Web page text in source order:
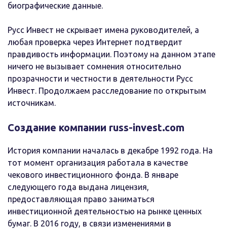
биографические данные.
Русс Инвест не скрывает имена руководителей, а
любая проверка через Интернет подтвердит
правдивость информации. Поэтому на данном этапе
ничего не вызывает сомнения относительно
прозрачности и честности в деятельности Русс
Инвест. Продолжаем расследование по открытым
источникам.
Создание компании russ-invest.com
История компании началась в декабре 1992 года. На
тот момент организация работала в качестве
чекового инвестиционного фонда. В январе
следующего года выдана лицензия,
предоставляющая право заниматься
инвестиционной деятельностью на рынке ценных
бумаг. В 2016 году, в связи изменениями в